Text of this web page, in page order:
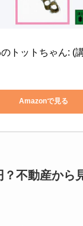
トットちゃん: (
Amazonで見る
？不動産から